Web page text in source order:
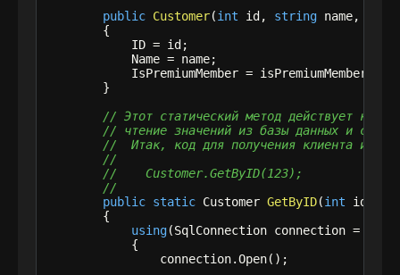
public Customer(int id, string name,
        {
            ID = id;
            Name = name;
            IsPremiumMember = isPremiumMember;
        }
// Этот статический метод действует как
// чтение значений из базы данных и
//  Итак, код для получения клиента из
//
//    Customer.GetByID(123);
//
public static Customer GetByID(int id)
        {
using(SqlConnection connection =
            {
                connection.Open();